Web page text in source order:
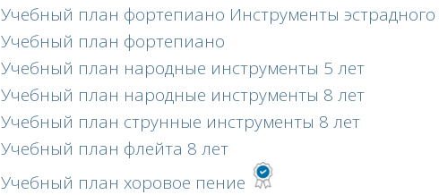
Учебный план фортепиано Инструменты эстрадного
Учебный план фортепиано
Учебный план народные инструменты 5 лет
Учебный план народные инструменты 8 лет
Учебный план струнные инструменты 8 лет
Учебный план флейта 8 лет
Учебный план хоровое пение